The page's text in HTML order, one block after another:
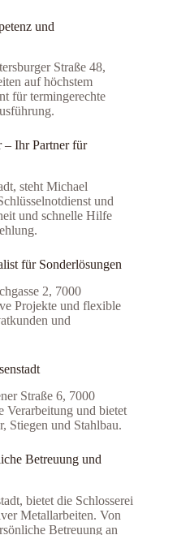
und
Straße 48,
auf höchstem
für termingerechte
– Ihr Partner für
steht Michael
und
und schnelle Hilfe
für Sonderlösungen
2, 7000
Projekte und flexible
und
Straße 6, 7000
Verarbeitung und bietet
Stiegen und Stahlbau.
Betreuung und
bietet die Schlosserei
Metallarbeiten. Von
Betreuung an